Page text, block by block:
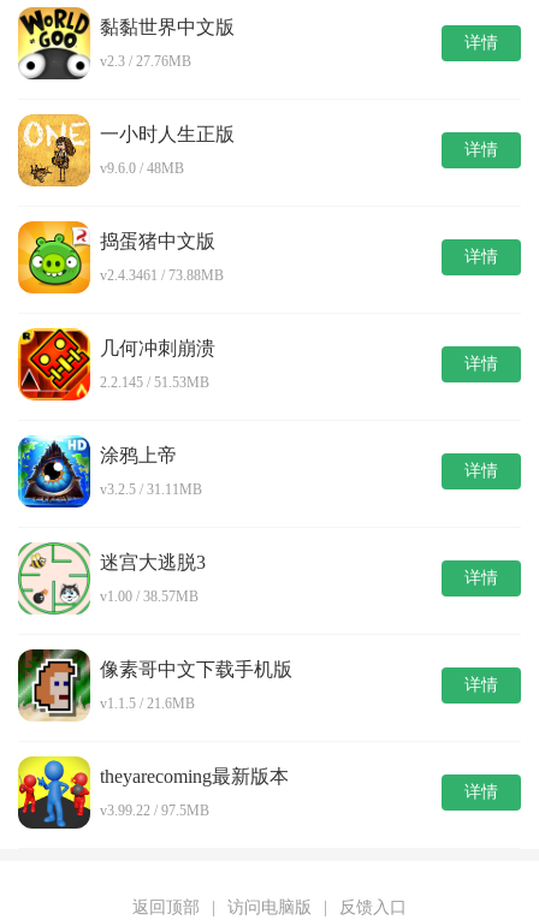
黏黏世界中文版
v2.3 / 27.76MB
详情
一小时人生正版
v9.6.0 / 48MB
详情
捣蛋猪中文版
v2.4.3461 / 73.88MB
详情
几何冲刺崩溃
2.2.145 / 51.53MB
详情
涂鸦上帝
v3.2.5 / 31.11MB
详情
迷宫大逃脱3
v1.00 / 38.57MB
详情
像素哥中文下载手机版
v1.1.5 / 21.6MB
详情
theyarecoming最新版本
v3.99.22 / 97.5MB
详情
返回顶部 访问电脑版 反馈入口